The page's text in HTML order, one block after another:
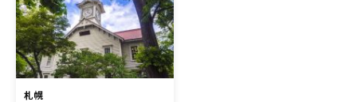
札幌